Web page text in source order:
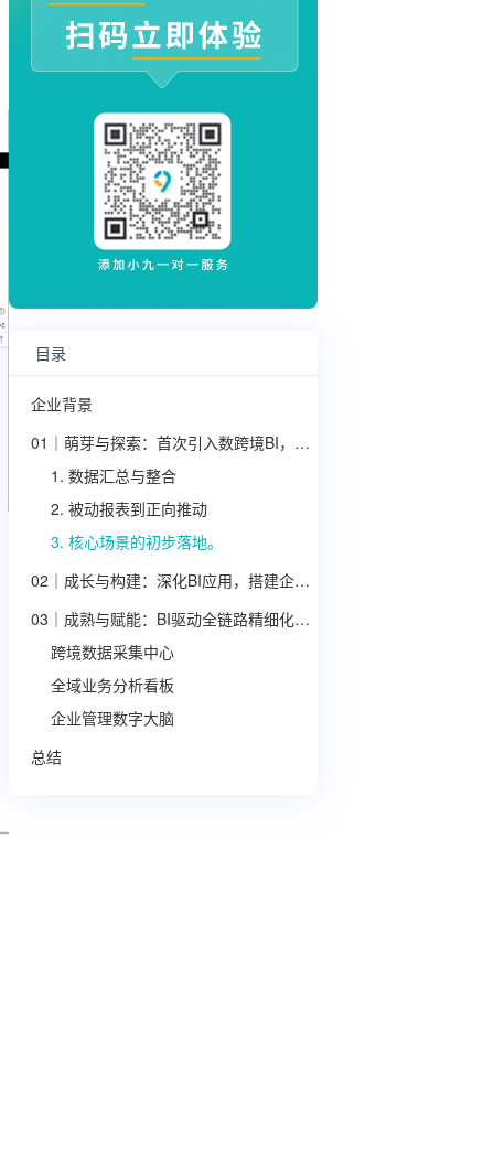
目录
企业背景
01｜萌芽与探索：首次引入数跨境BI，解决“看得见”的问题
1. 数据汇总与整合
2. 被动报表到正向推动
3. 核心场景的初步落地。
02｜成长与构建：深化BI应用，搭建企业数据框架
03｜成熟与赋能：BI驱动全链路精细化运营
跨境数据采集中心
全域业务分析看板
企业管理数字大脑
总结